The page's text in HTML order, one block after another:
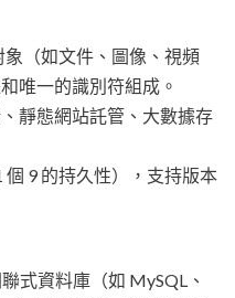
（如文件、圖像、視頻
唯一的識別符組成。
靜態網站託管、大數據存
9 的持久性），支持版本
式資料庫（如 MySQL、